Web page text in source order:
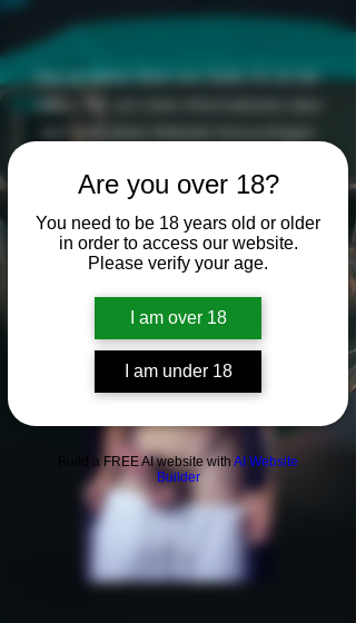
Are you over 18?
You need to be 18 years old or older
in order to access our website.
Please verify your age.
I am over 18
I am under 18
Build a FREE AI website with AI Website
Builder
Das ist deine Über-uns-Seite. Es ist der
den Inhalt an. Denke an alle Informationen,
die für deine Besucher relevant sein
könnten.